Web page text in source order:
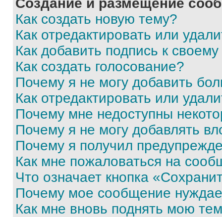
Создание и размещение
Как создать новую тему?
Как отредактировать или
Как добавить подпись к
Как создать голосование?
Почему я не могу добавить
Как отредактировать или
Почему мне недоступны
Почему я не могу добавлять
Почему я получил
Как мне пожаловаться на
Что означает кнопка
Почему мое сообщение
Как мне вновь поднять мою